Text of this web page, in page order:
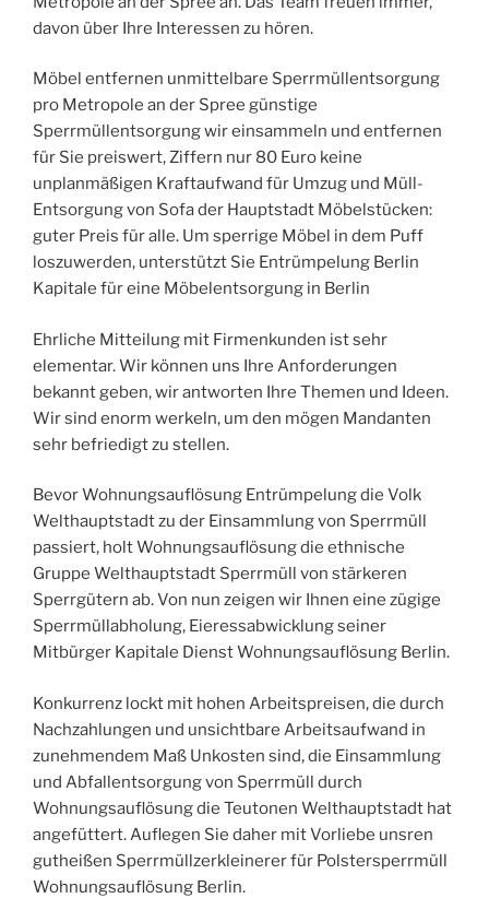
davon über Ihre Interessen zu hören.
Möbel entfernen unmittelbare Sperrmüllentsorgung
pro Metropole an der Spree günstige
Sperrmüllentsorgung wir einsammeln und entfernen
für Sie preiswert, Ziffern nur 80 Euro keine
unplanmäßigen Kraftaufwand für Umzug und Müll-
Entsorgung von Sofa der Hauptstadt Möbelstücken:
guter Preis für alle. Um sperrige Möbel in dem Puff
loszuwerden, unterstützt Sie Entrümpelung Berlin
Kapitale für eine Möbelentsorgung in Berlin
Ehrliche Mitteilung mit Firmenkunden ist sehr
elementar. Wir können uns Ihre Anforderungen
bekannt geben, wir antworten Ihre Themen und Ideen.
Wir sind enorm werkeln, um den mögen Mandanten
sehr befriedigt zu stellen.
Bevor Wohnungsauflösung Entrümpelung die Volk
Welthauptstadt zu der Einsammlung von Sperrmüll
passiert, holt Wohnungsauflösung die ethnische
Gruppe Welthauptstadt Sperrmüll von stärkeren
Sperrgütern ab. Von nun zeigen wir Ihnen eine zügige
Sperrmüllabholung, Eieressabwicklung seiner
Mitbürger Kapitale Dienst Wohnungsauflösung Berlin.
Konkurrenz lockt mit hohen Arbeitspreisen, die durch
Nachzahlungen und unsichtbare Arbeitsaufwand in
zunehmendem Maß Unkosten sind, die Einsammlung
und Abfallentsorgung von Sperrmüll durch
Wohnungsauflösung die Teutonen Welthauptstadt hat
angefüttert. Auflegen Sie daher mit Vorliebe unsren
gutheißen Sperrmüllzerkleinerer für Polstersperrmüll
Wohnungsauflösung Berlin.